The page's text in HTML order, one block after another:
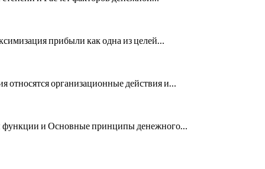
прибыли как одна из целей…
относятся организационные действия и…
функции и Основные принципы денежного…